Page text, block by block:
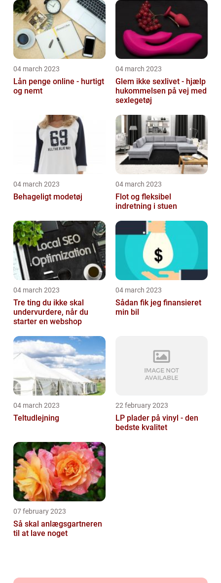
04 march 2023
Lån penge online - hurtigt
og nemt
04 march 2023
Glem ikke sexlivet - hjælp
hukommelsen på vej med
sexlegetøj
04 march 2023
Behageligt modetøj
04 march 2023
Flot og fleksibel
indretning i stuen
04 march 2023
Tre ting du ikke skal
undervurdere, når du
starter en webshop
04 march 2023
Sådan fik jeg finansieret
min bil
04 march 2023
Teltudlejning
22 february 2023
LP plader på vinyl - den
bedste kvalitet
07 february 2023
Så skal anlægsgartneren
til at lave noget